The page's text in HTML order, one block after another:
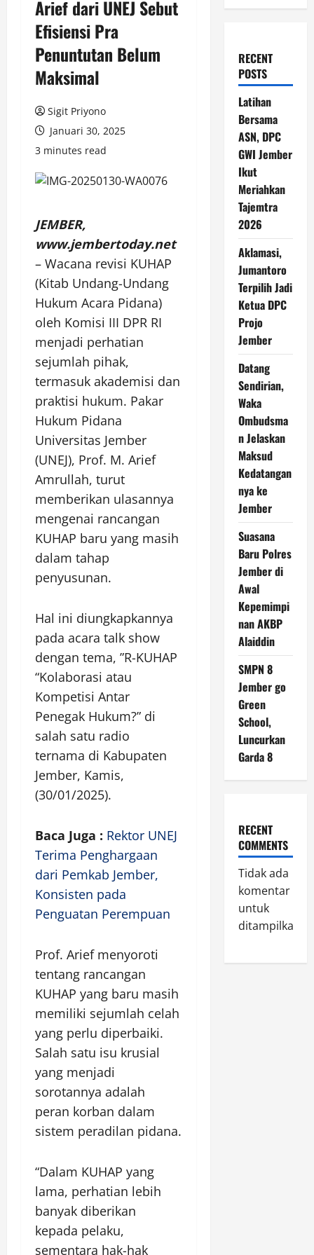
Arief dari UNEJ Sebut
Efisiensi Pra
Penuntutan Belum
Maksimal
Sigit Priyono
Januari 30, 2025
3 minutes read
JEMBER,
www.jembertoday.net
– Wacana revisi KUHAP
(Kitab Undang-Undang
Hukum Acara Pidana)
oleh Komisi III DPR RI
menjadi perhatian
sejumlah pihak,
termasuk akademisi dan
praktisi hukum. Pakar
Hukum Pidana
Universitas Jember
(UNEJ), Prof. M. Arief
Amrullah, turut
memberikan ulasannya
mengenai rancangan
KUHAP baru yang masih
dalam tahap
penyusunan.
Hal ini diungkapkannya
pada acara talk show
dengan tema, ”R-KUHAP
“Kolaborasi atau
Kompetisi Antar
Penegak Hukum?” di
salah satu radio
ternama di Kabupaten
Jember, Kamis,
(30/01/2025).
Baca Juga : Rektor UNEJ
Terima Penghargaan
dari Pemkab Jember,
Konsisten pada
Penguatan Perempuan
Prof. Arief menyoroti
tentang rancangan
KUHAP yang baru masih
memiliki sejumlah celah
yang perlu diperbaiki.
Salah satu isu krusial
yang menjadi
sorotannya adalah
peran korban dalam
sistem peradilan pidana.
“Dalam KUHAP yang
lama, perhatian lebih
banyak diberikan
kepada pelaku,
sementara hak-hak
RECENT
POSTS
Latihan
Bersama
ASN, DPC
GWI Jember
Ikut
Meriahkan
Tajemtra
2026
Aklamasi,
Jumantoro
Terpilih Jadi
Ketua DPC
Projo
Jember
Datang
Sendirian,
Waka
Ombudsma
n Jelaskan
Maksud
Kedatangan
nya ke
Jember
Suasana
Baru Polres
Jember di
Awal
Kepemimpi
nan AKBP
Alaiddin
SMPN 8
Jember go
Green
School,
Luncurkan
Garda 8
RECENT
COMMENTS
Tidak ada
komentar
untuk
ditampilkan.